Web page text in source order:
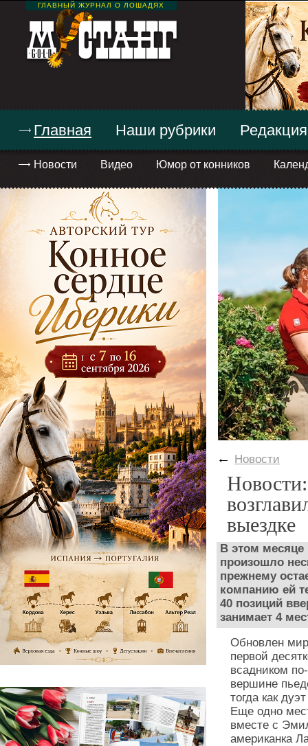
ГЛАВНЫЙ ЖУРНАЛ О ЛОШАДЯХ
Главная
Новости Видео Юмор от конников
Наши рубрики Редакция
← Новости
выездке
В этом месяце
произошло
прежнему
компанию ей
40 позиций
занимает 4
Обновлен
первой
всадником
вершине
тогда как
Еще одно
вместе с
американка